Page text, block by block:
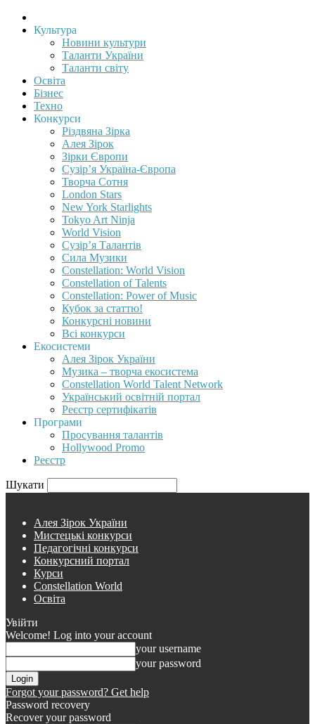
Культура
Новини культури
Таланти України
Таланти світу
Освіта
Бізнес
Техно
Конкурси
Різдвяна Зірка
Алея Зірок
Зірки Європи
Сузір’я Україна-Європа
Творча Сотня
London Stars
New York Starlights
Tokyo Art Ninja
World Vision
Сузір’я Талантів
Сила Музики
Constellation: World Vision
Constellation of Talents
Constellation: Power of Music
Кубок за статтю!
Конкурсні новини
Всі конкурси
Екосистеми
Алея Зірок України
Музика – творча екосистема
Constellation World Talent Network
Український освітній портал
Реєстр сертифікатів
Програми
Просування талантів
Hollywood Promo
Реєстр
Шукати
Алея Зірок України
Мистецькі конкурси
Педагогічні конкурси
Конкурсний портал
Курси
Constellation World
Освіта
Увійти
Welcome! Log into your account
your username
your password
Forgot your password? Get help
Password recovery
Recover your password